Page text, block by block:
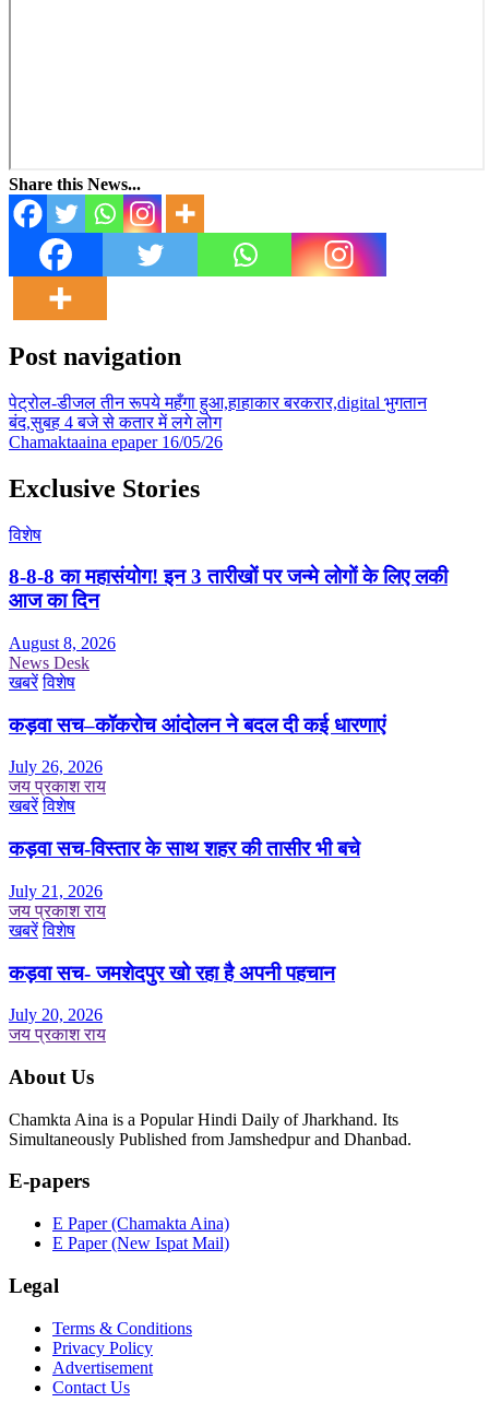
Share this News...
Post navigation
पेट्रोल-डीजल तीन रूपये महँगा हुआ,हाहाकार बरकरार,digital भुगतान
बंद,सुबह 4 बजे से कतार में लगे लोग
Chamaktaaina epaper 16/05/26
Exclusive Stories
विशेष
8-8-8 का महासंयोग! इन 3 तारीखों पर जन्मे लोगों के लिए लकी
आज का दिन
August 8, 2026
News Desk
खबरें विशेष
कड़वा सच–कॉकरोच आंदोलन ने बदल दी कई धारणाएं
July 26, 2026
जय प्रकाश राय
खबरें विशेष
कड़वा सच-विस्तार के साथ शहर की तासीर भी बचे
July 21, 2026
जय प्रकाश राय
खबरें विशेष
कड़वा सच- जमशेदपुर खो रहा है अपनी पहचान
July 20, 2026
जय प्रकाश राय
About Us
Chamkta Aina is a Popular Hindi Daily of Jharkhand. Its
Simultaneously Published from Jamshedpur and Dhanbad.
E-papers
E Paper (Chamakta Aina)
E Paper (New Ispat Mail)
Legal
Terms & Conditions
Privacy Policy
Advertisement
Contact Us